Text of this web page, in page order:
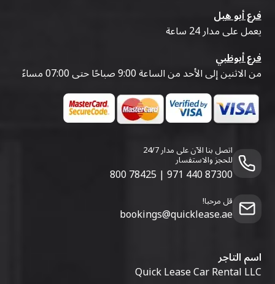
فرع أبو هيل
يعمل على مدار 24 ساعة
فرع أبوظبي
من الاثنين إلى الأحد من الساعة 9:00 صباحًا حتى 07:00 مساءً
اتصل بنا الآن على مدار 24/7
للحجز والاستفسار
800 78425 | 971 440 87300
قل مرحبا!
bookings@quicklease.ae
اسم التاجر
Quick Lease Car Rental LLC